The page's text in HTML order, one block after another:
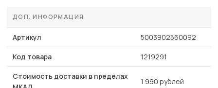
ДОП. ИНФОРМАЦИЯ
Артикул 5003902560092
Код товара 1219291
Стоимость доставки в пределах
1 990 рублей